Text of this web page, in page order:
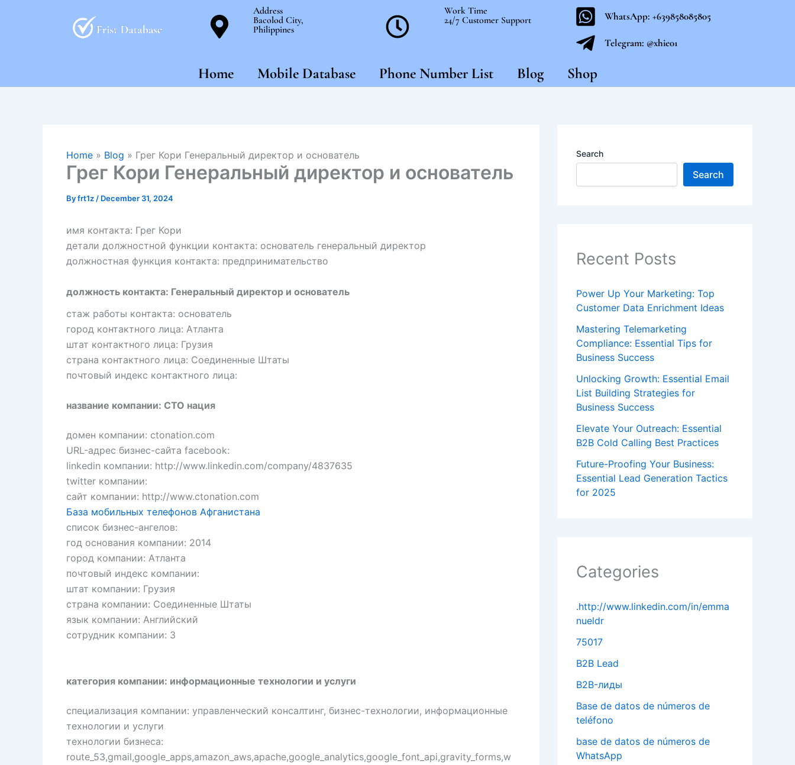
Address
Bacolod City,
Philippines
Work Time
24/7 Customer Support
WhatsApp: +639858085805
Telegram: @xhie01
Home Mobile Database Phone Number List Blog Shop
Home » Blog » Грег Кори Генеральный директор и основатель
Грег Кори Генеральный директор и основатель
Byfrt1z / December 31, 2024
имя контакта: Грег Кори
детали должностной функции контакта: основатель генеральный директор
должностная функция контакта: предпринимательство
должность контакта: Генеральный директор и основатель
стаж работы контакта: основатель
город контактного лица: Атланта
штат контактного лица: Грузия
страна контактного лица: Соединенные Штаты
почтовый индекс контактного лица:
название компании: CTO нация
домен компании: ctonation.com
URL-адрес бизнес-сайта facebook:
linkedin компании: http://www.linkedin.com/company/4837635
twitter компании:
сайт компании: http://www.ctonation.com
База мобильных телефонов Афганистана
список бизнес-ангелов:
год основания компании: 2014
город компании: Атланта
почтовый индекс компании:
штат компании: Грузия
страна компании: Соединенные Штаты
язык компании: Английский
сотрудник компании: 3
категория компании: информационные технологии и услуги
специализация компании: управленческий консалтинг, бизнес-технологии, информационные
технологии и услуги
технологии бизнеса:
route_53,gmail,google_apps,amazon_aws,apache,google_analytics,google_font_api,gravity_forms,w
Search
Search
Recent Posts
Power Up Your Marketing: Top
Customer Data Enrichment Ideas
Mastering Telemarketing
Compliance: Essential Tips for
Business Success
Unlocking Growth: Essential Email
List Building Strategies for
Business Success
Elevate Your Outreach: Essential
B2B Cold Calling Best Practices
Future-Proofing Your Business:
Essential Lead Generation Tactics
for 2025
Categories
.http://www.linkedin.com/in/emma
nueldr
75017
B2B Lead
B2B-лиды
Base de datos de números de
teléfono
base de datos de números de
WhatsApp